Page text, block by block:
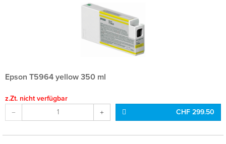
Epson T5964 yellow 350 ml
z.Zt. nicht verfügbar
CHF 299.50